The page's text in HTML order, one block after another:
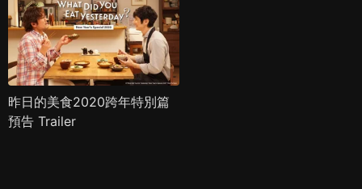
昨日的美食2020跨年特別篇
預告 Trailer